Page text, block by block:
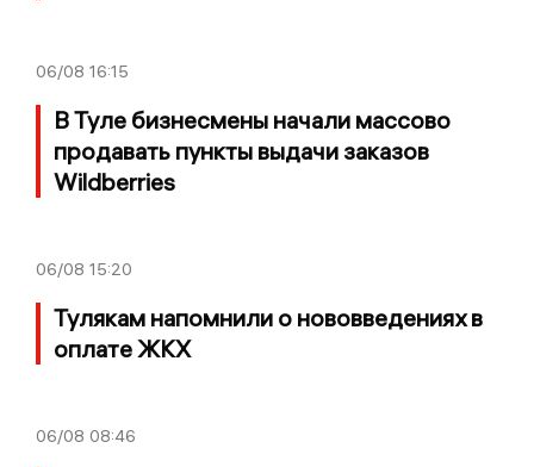
06/08 16:15
В Туле бизнесмены начали массово
продавать пункты выдачи заказов
Wildberries
06/08 15:20
Тулякам напомнили о нововведениях в
оплате ЖКХ
06/08 08:46